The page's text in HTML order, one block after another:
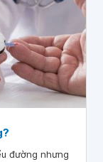
đường nhưng